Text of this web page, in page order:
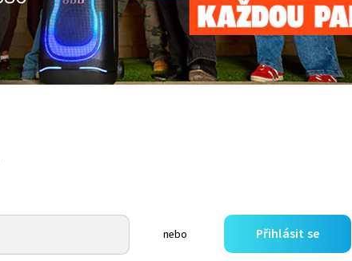
nebo Přihlásit se